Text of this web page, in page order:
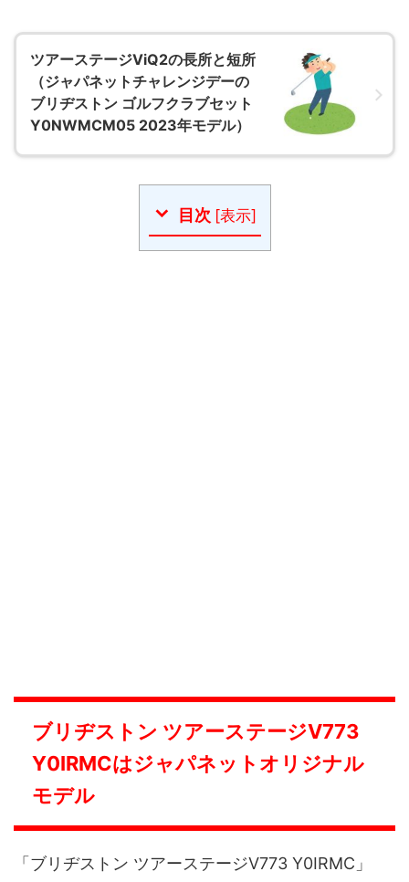
ツアーステージViQ2の長所と短所
（ジャパネットチャレンジデーの
ブリヂストン ゴルフクラブセット
Y0NWMCM05 2023年モデル）
目次 [表示]
ブリヂストン ツアーステージV773
Y0IRMCはジャパネットオリジナル
モデル
「ブリヂストン ツアーステージV773 Y0IRMC」